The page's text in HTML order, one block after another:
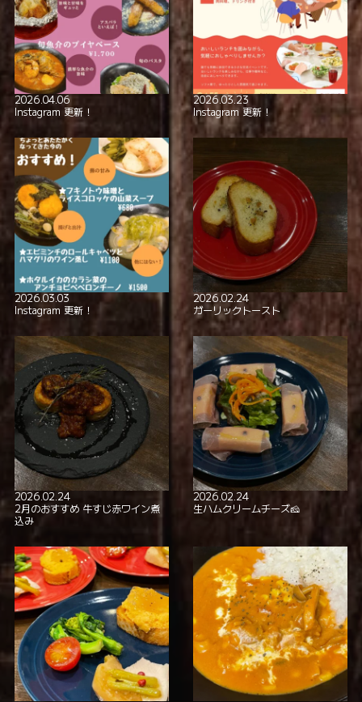
2026.04.06
Instagram 更新！
2026.03.23
Instagram 更新！
2026.03.03
Instagram 更新！
2026.02.24
ガーリックトースト
2026.02.24
2月のおすすめ 牛すじ赤ワイン煮
込み
2026.02.24
生ハムクリームチーズ🧀